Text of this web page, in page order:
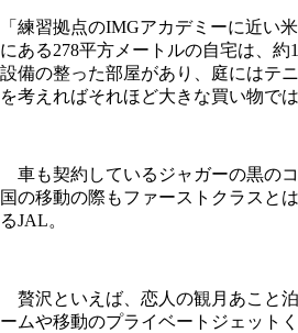
「練習拠点のIMGアカデミーに近い
にある278平方メートルの自宅は、約
設備の整った部屋があり、庭にはテ
を考えればそれほど大きな買い物では
車も契約しているジャガーの黒の
国の移動の際もファーストクラスと
るJAL。
贅沢といえば、恋人の観月あこと
ームや移動のプライベートジェット